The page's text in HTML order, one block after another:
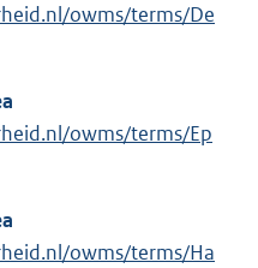
owms/terms/De
owms/terms/Ep
owms/terms/Ha